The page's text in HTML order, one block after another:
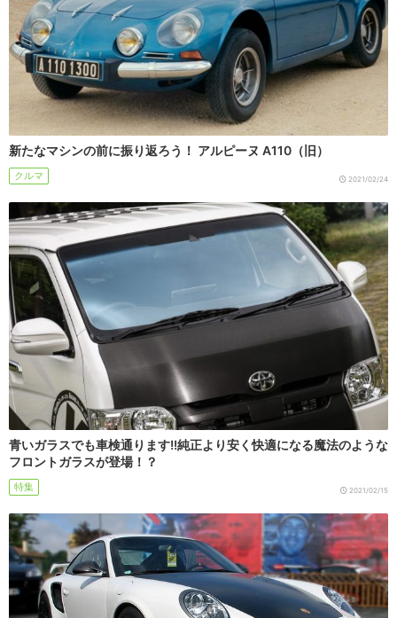
新たなマシンの前に振り返ろう！ アルピーヌ A110（旧）
クルマ 2021/02/24
青いガラスでも車検通ります!!純正より安く快適になる魔法のような
フロントガラスが登場！？
特集 2021/02/15